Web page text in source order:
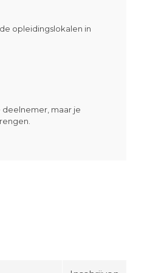
opleidingslokalen in
deelnemer, maar je